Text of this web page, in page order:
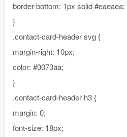
border-bottom: 1px solid #eaeaea;
}
.contact-card-header svg {
margin-right: 10px;
color: #0073aa;
}
.contact-card-header h3 {
margin: 0;
font-size: 18px;